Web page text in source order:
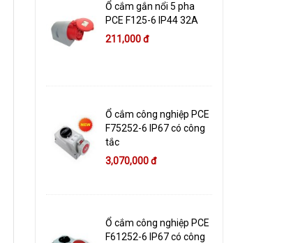
Ổ cắm gắn nổi 5 pha
PCE F125-6 IP44 32A
211,000 đ
Ổ cắm công nghiệp PCE
F75252-6 IP67 có công
tắc
3,070,000 đ
Ổ cắm công nghiệp PCE
F61252-6 IP67 có công